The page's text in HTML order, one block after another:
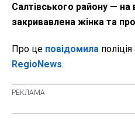
Салтівського району — на
закривавлена жінка та
Про це повідомила
RegioNews.